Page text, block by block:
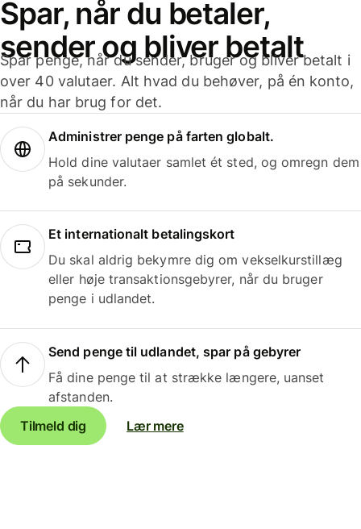
Spar, når du betaler,
sender og bliver betalt
Spar penge, når du sender, bruger og bliver betalt i
over 40 valutaer. Alt hvad du behøver, på én konto,
når du har brug for det.
Administrer penge på farten globalt.
Hold dine valutaer samlet ét sted, og omregn dem
på sekunder.
Et internationalt betalingskort
Du skal aldrig bekymre dig om vekselkurstillæg
eller høje transaktionsgebyrer, når du bruger
penge i udlandet.
Send penge til udlandet, spar på gebyrer
Få dine penge til at strække længere, uanset
afstanden.
Tilmeld dig
Lær mere